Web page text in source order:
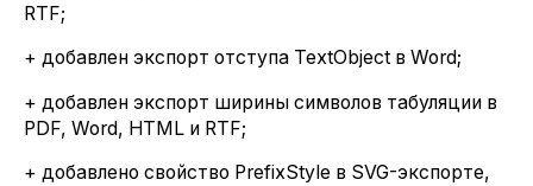
RTF;
+ добавлен экспорт отступа TextObject в Word;
+ добавлен экспорт ширины символов табуляции в
PDF, Word, HTML и RTF;
+ добавлено свойство PrefixStyle в SVG-экспорте,